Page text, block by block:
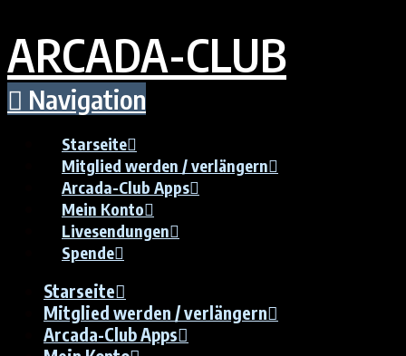
ARCADA-CLUB
Navigation
Starseite
Mitglied werden / verlängern
Arcada-Club Apps
Mein Konto
Livesendungen
Spende
Starseite
Mitglied werden / verlängern
Arcada-Club Apps